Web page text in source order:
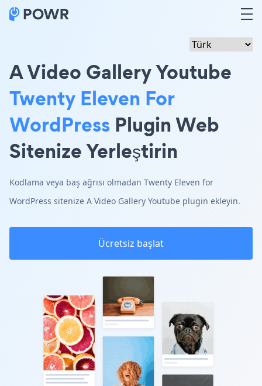
A Video Gallery Youtube
Twenty Eleven For
WordPress Plugin Web
Sitenize Yerleştirin
Kodlama veya baş ağrısı olmadan Twenty Eleven for
WordPress sitenize A Video Gallery Youtube plugin ekleyin.
Ücretsiz başlat